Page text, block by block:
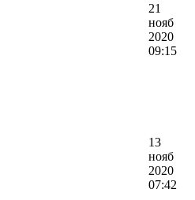
21
нояб
2020
09:15
13
нояб
2020
07:42